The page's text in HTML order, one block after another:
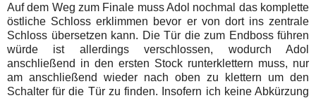
Auf dem Weg zum Finale muss Adol nochmal das komplette
östliche Schloss erklimmen bevor er von dort ins zentrale
Schloss übersetzen kann. Die Tür die zum Endboss führen
würde ist allerdings verschlossen, wodurch Adol
anschließend in den ersten Stock runterklettern muss, nur
am anschließend wieder nach oben zu klettern um den
Schalter für die Tür zu finden. Insofern ich keine Abkürzung